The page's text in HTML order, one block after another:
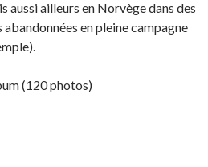
aussi ailleurs en Norvège dans des
en pleine campagne
(120 photos)